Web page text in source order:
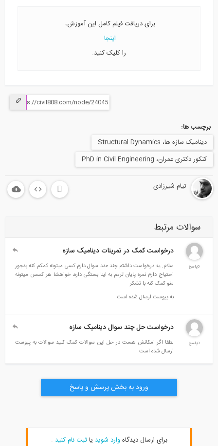
برای دریافت فیلم کامل این آموزش،
اینجا
را کلیک کنید.
برچسب ها:
دینامیک سازه ها، Structural Dynamics
کنکور دکتری عمران، PhD in Civil Engineering
تیام شیرزادی
سوالات مرتبط
درخواست کمک در تمرینات دینامیک سازه
سلام. یه درخواست داشتم چند عدد سوال دارم کسی میتونه کمکم کنه بدجور
احتیاج دارم نمره پایان ترمم به اینا بستگی داره، خواهشا هر کسس میتونه
منو کمک کنه با تشکر
به پیوست ارسال شده است
درخواست حل چند سوال دینامیک سازه
لطفا اگر امکانش هست در حل این سوالات کمک کنید سوالات به پیوست
ارسال شده است
ورود به بخش پرسش و پاسخ
برای ارسال دیدگاهوارد شویدیاثبت نام کنید.